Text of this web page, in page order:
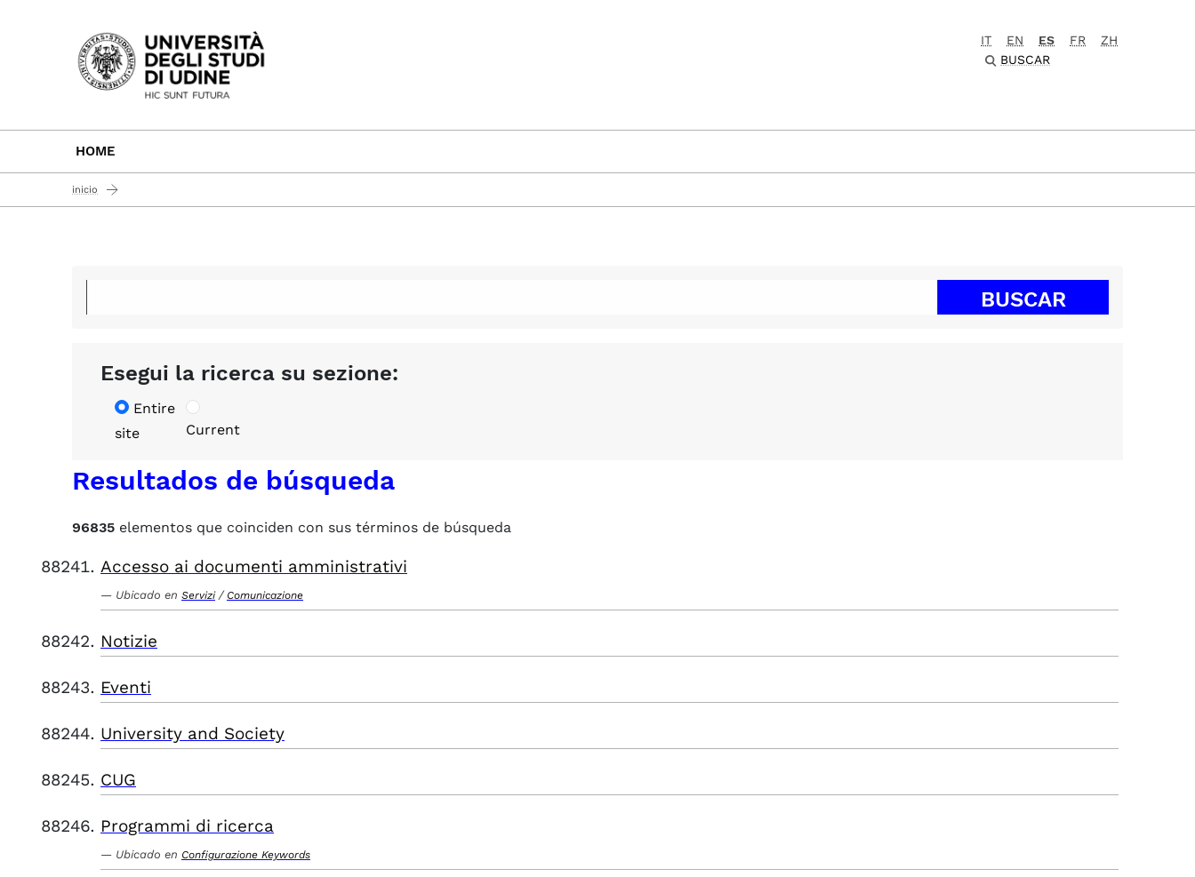
Passa al contenuto principale
IT EN ES FR
ZH
BUSCAR
HOME
inicio
Esegui la ricerca su sezione:
Entire
site
Current
Resultados de búsqueda
96835 elementos que coinciden con sus términos de búsqueda
Accesso ai documenti amministrativi
Ubicado en Servizi / Comunicazione
Notizie
Eventi
University and Society
CUG
Programmi di ricerca
Ubicado en Configurazione Keywords